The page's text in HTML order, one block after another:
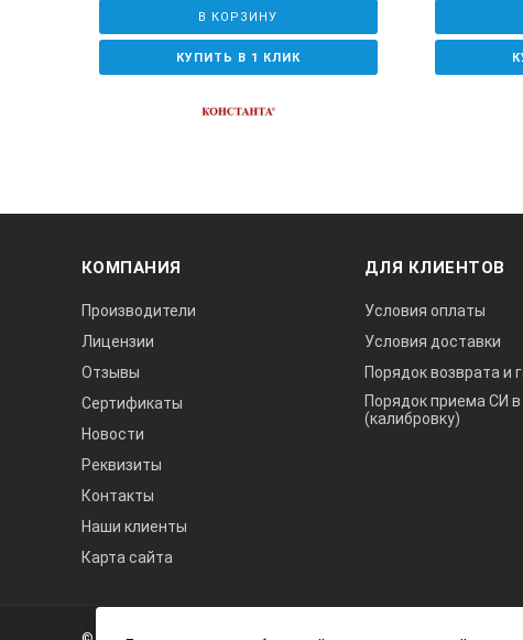
В КОРЗИНУ
КУПИТЬ В 1 КЛИК
КОМПАНИЯ
Производители
Лицензии
Отзывы
Сертификаты
Новости
Реквизиты
Контакты
Наши клиенты
Карта сайта
ДЛЯ КЛИЕНТОВ
Условия оплаты
Условия доставки
Порядок возврата и
Порядок приема СИ в
(калибровку)